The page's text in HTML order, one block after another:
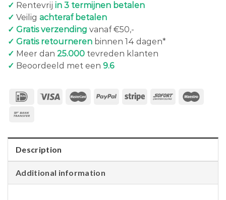
✓ Rentevrij in 3 termijnen betalen
✓ Veilig achteraf betalen
✓ Gratis verzending vanaf €50,-
✓ Gratis retourneren binnen 14 dagen*
✓ Meer dan 25.000 tevreden klanten
✓ Beoordeeld met een 9.6
Description
Additional information